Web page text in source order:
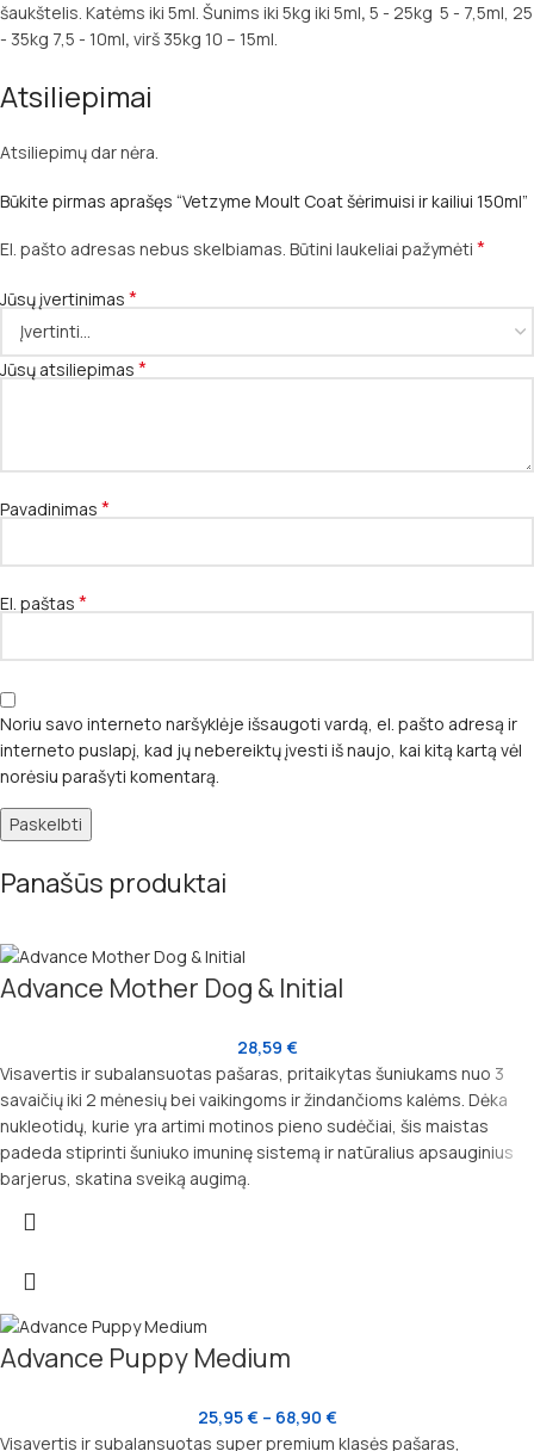
šaukštelis. Katėms iki 5ml. Šunims iki 5kg iki 5ml, 5 - 25kg 5 - 7,5ml, 25
- 35kg 7,5 - 10ml, virš 35kg 10 – 15ml.
Atsiliepimai
Atsiliepimų dar nėra.
Būkite pirmas aprašęs “Vetzyme Moult Coat šėrimuisi ir kailiui 150ml”
El. pašto adresas nebus skelbiamas. Būtini laukeliai pažymėti *
Jūsų įvertinimas *
Jūsų atsiliepimas *
Pavadinimas *
El. paštas *
Noriu savo interneto naršyklėje išsaugoti vardą, el. pašto adresą ir
interneto puslapį, kad jų nebereiktų įvesti iš naujo, kai kitą kartą vėl
norėsiu parašyti komentarą.
Panašūs produktai
Advance Mother Dog & Initial
28,59 €
Visavertis ir subalansuotas pašaras, pritaikytas šuniukams nuo 3
savaičių iki 2 mėnesių bei vaikingoms ir žindančioms kalėms. Dėka
nukleotidų, kurie yra artimi motinos pieno sudėčiai, šis maistas
padeda stiprinti šuniuko imuninę sistemą ir natūralius apsauginius
barjerus, skatina sveiką augimą.
Advance Puppy Medium
25,95€ – 68,90 €
Visavertis ir subalansuotas super premium klasės pašaras,